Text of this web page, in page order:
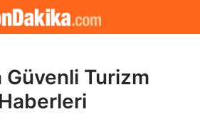
Güvenli Turizm